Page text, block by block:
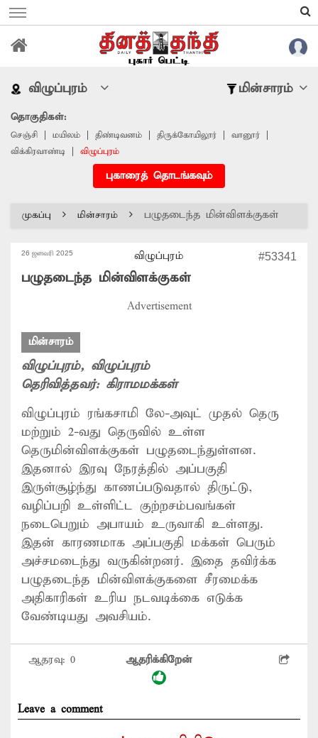
விழுப்புரம் மின்சாரம்
தொகுதிகள்:
செஞ்சி மயிலம் திண்டிவனம் திருக்கோயிலூர்
வானூர்
விக்கிரவாண்டி
விழுப்புரம்
புகாரைத் தொடங்கவும்
முகப்பு மின்சாரம் பழுதடைந்த மின்விளக்குகள்
26 ஜனவரி 2025 விழுப்புரம் #53341
பழுதடைந்த மின்விளக்குகள்
Advertisement
மின்சாரம்
விழுப்புரம், விழுப்புரம்
தெரிவித்தவர்: கிராமமக்கள்
விழுப்புரம் ரங்கசாமி லே-அவுட் முதல் தெரு
மற்றும் 2-வது தெருவில் உள்ள
தெருமின்விளக்குகள் பழுதடைந்துள்ளன.
இதனால் இரவு நேரத்தில் அப்பகுதி
இருள்சூழ்ந்து காணப்படுவதால் திருட்டு,
வழிப்பறி உள்ளிட்ட குற்றசம்பவங்கள்
நடைபெறும் அபாயம் உருவாகி உள்ளது.
இதன் காரணமாக அப்பகுதி மக்கள் பெரும்
அச்சமடைந்து வருகின்றனர். இதை தவிர்க்க
பழுதடைந்த மின்விளக்குகளை சீரமைக்க
அதிகாரிகள் உரிய நடவடிக்கை எடுக்க
வேண்டியது அவசியம்.
ஆதரவு: 0 ஆதரிக்கிறேன்
Leave a comment